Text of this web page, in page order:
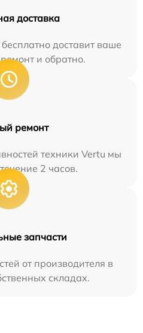
доставка
доставит ваше
и обратно.
ремонт
техники Vertu мы
2 часов.
запчасти
от производителя в
складах.